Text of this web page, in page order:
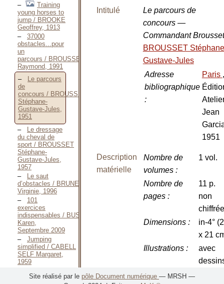
Training
young horses to
jump / BROOKE
Geoffrey, 1913
37000
obstacles...pour
un
parcours / BROUSSE
Raymond, 1991
Le parcours
de
concours / BROUSSET
Stéphane-
Gustave-Jules,
1951
Le dressage
du cheval de
sport / BROUSSET
Stéphane-
Gustave-Jules,
1957
Le saut
d’obstacles / BRUNEAU
Virginie, 1996
101
exercices
indispensables / BUSH
Karen,
Septembre 2009
Jumping
simplified / CABELL
SELF Margaret,
1959
de l’abord
Intitulé
Le parcours de
concours —
Commandant
BROUSSET
Gustave-Jules
Adresse
bibliographique
:
Paris ,
Jean
1951
Description
matérielle
Nombre de
volumes:
1 vol.
Nombre de
pages:
11 p.
non
Dimensions:
in-4°
x 21
Illustrations:
avec
Langue(s) Français
Site réalisé par le pôle Document numérique — MRSH —